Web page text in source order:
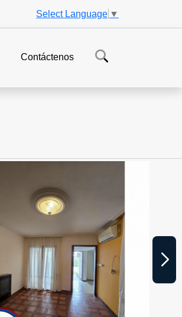
Select Language ▼
Contáctenos